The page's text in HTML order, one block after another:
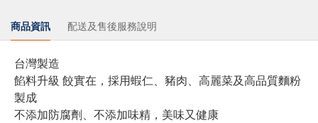
商品資訊 配送及售後服務說明
台灣製造
餡料升級 餃實在，採用蝦仁、豬肉、高麗菜及高品質麵粉
製成
不添加防腐劑、不添加味精，美味又健康